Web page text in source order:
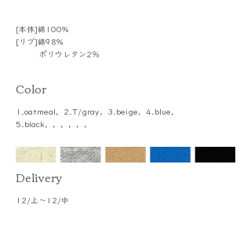
[本体]綿100%
[リブ]綿98%
ポリウレタン2％
Color
1.oatmeal，2.T/gray，3.beige，4.blue，
5.black，，，，，，
​Delivery
12/上～12/中